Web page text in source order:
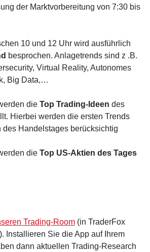
der Marktvorbereitung von 7:30 bis
10 und 12 Uhr wird ausführlich
besprochen. Anlagetrends sind z .B.
Virtual Reality, Autonomes
Big Data,…
die Top Trading-Ideen des
Hierbei werden die ersten Trends
des Handelstages berücksichtig
die Top US-Aktien des Tages
Trading-Room (in TraderFox
Installieren Sie die App auf Ihrem
dann aktuellen Trading-Research